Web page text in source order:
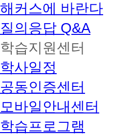
해커스에 바란다
질의응답 Q&A
학습지원센터
학사일정
공동인증센터
모바일안내센터
학습프로그램